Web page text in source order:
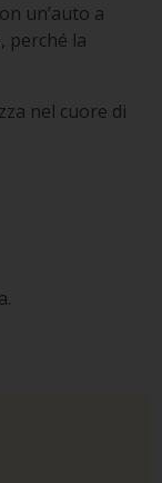
un’auto a
perché la
nel cuore di